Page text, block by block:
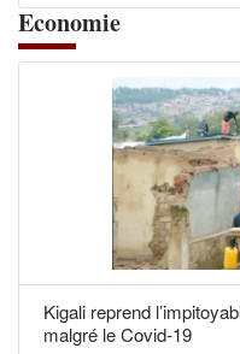
Economie
Kigali reprend
malgré le Covid-19